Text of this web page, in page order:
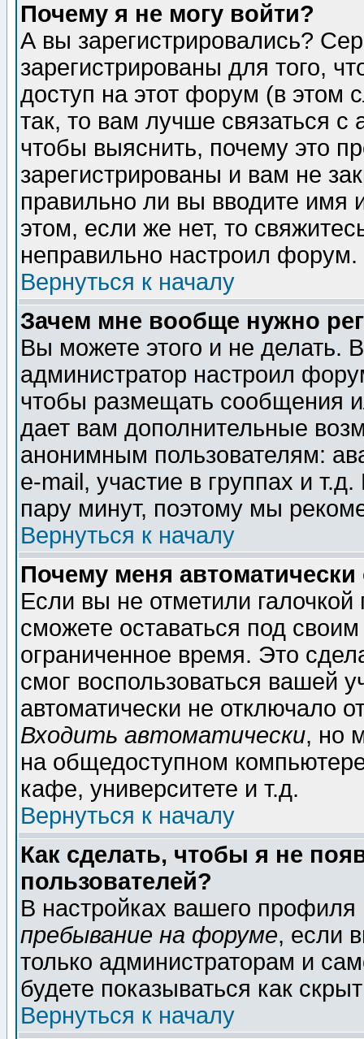
Почему я не могу войти?
А вы зарегистрировались?
зарегистрированы для того,
доступ на этот форум (в этом
так, то вам лучше связаться
чтобы выяснить, почему это
зарегистрированы и вам не
правильно ли вы вводите
этом, если же нет, то
неправильно настроил форум.
Вернуться к началу
Зачем мне вообще нужно
Вы можете этого и не делать.
администратор настроил
чтобы размещать сообщения
дает вам дополнительные
анонимным пользователям:
e-mail, участие в группах и
пару минут, поэтому мы
Вернуться к началу
Почему меня автоматически
Если вы не отметили галочкой
сможете оставаться под
ограниченное время. Это
смог воспользоваться вашей
автоматически не отключало
Входить автоматически, но
на общедоступном
кафе, университете и т.д.
Вернуться к началу
Как сделать, чтобы я не
пользователей?
В настройках вашего
пребывание на форуме, если
только администраторам и
будете показываться как
Вернуться к началу